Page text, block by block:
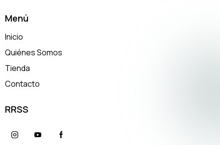
Menú
Inicio
Quiénes Somos
Tienda
Contacto
RRSS